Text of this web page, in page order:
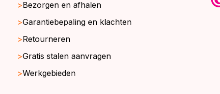
Bezorgen en afhalen
Garantiebepaling en klachten
Retourneren
Gratis stalen aanvragen
Werkgebieden